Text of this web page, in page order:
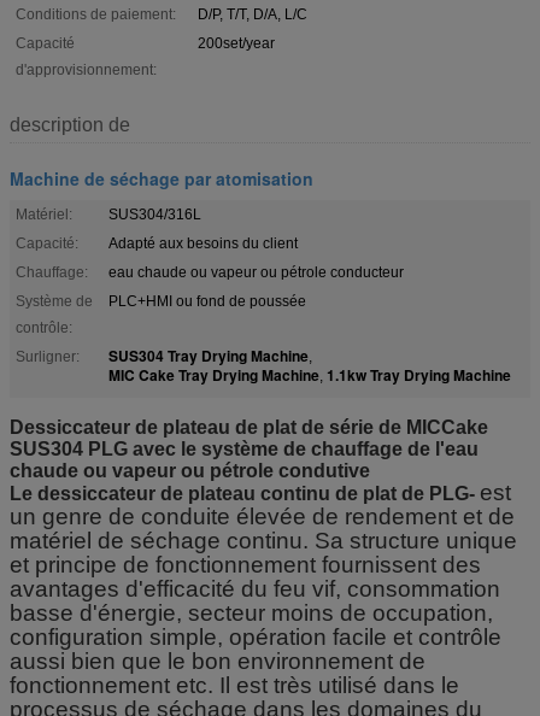
Conditions de paiement:
D/P, T/T, D/A, L/C
Capacité
d'approvisionnement:
200set/year
description de
Machine de séchage par atomisation
Matériel:
SUS304/316L
Capacité:
Adapté aux besoins du client
Chauffage:
eau chaude ou vapeur ou pétrole conducteur
Système de
contrôle:
PLC+HMI ou fond de poussée
Surligner: SUS304 Tray Drying Machine,
MIC Cake Tray Drying Machine, 1.1kw Tray Drying Machine
Dessiccateur de plateau de plat de série de MICCake
SUS304 PLG avec le système de chauffage de l'eau
chaude ou vapeur ou pétrole condutive
Le dessiccateur de plateau continu de plat de PLG- est
un genre de conduite élevée de rendement et de
matériel de séchage continu. Sa structure unique
et principe de fonctionnement fournissent des
avantages d'efficacité du feu vif, consommation
basse d'énergie, secteur moins de occupation,
configuration simple, opération facile et contrôle
aussi bien que le bon environnement de
fonctionnement etc. Il est très utilisé dans le
processus de séchage dans les domaines du